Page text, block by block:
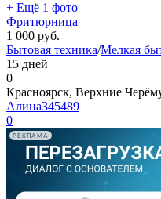
+ Ещё 1 фото
Фритюрница
1 000 руб.
Бытовая техника/Мелкая
15 дней
0
Красноярск, Верхние
Алина345489
0
РЕКЛАМА